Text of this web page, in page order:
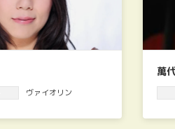
ヴァイオリン
萬